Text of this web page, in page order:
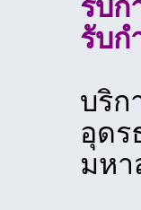
รับก
รับก
บริก
อุดร
มห